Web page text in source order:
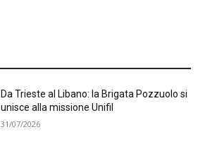
Da Trieste al Libano: la Brigata Pozzuolo si
unisce alla missione Unifil
31/07/2026